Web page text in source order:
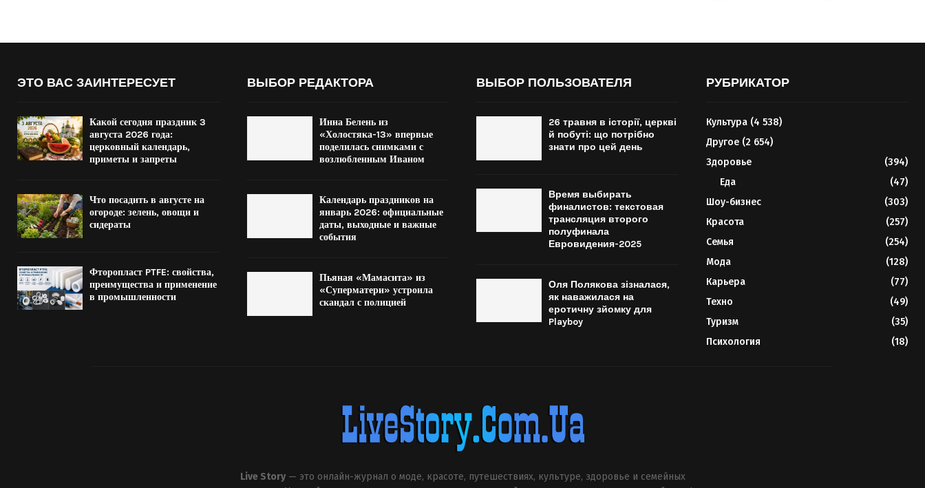
ЭТО ВАС ЗАИНТЕРЕСУЕТ
Какой сегодня праздник 3
августа 2026 года:
церковный календарь,
приметы и запреты
Что посадить в августе на
огороде: зелень, овощи и
сидераты
Фторопласт PTFE: свойства,
преимущества и применение
в промышленности
ВЫБОР РЕДАКТОРА
Инна Белень из
«Холостяка-13» впервые
поделилась снимками с
возлюбленным Иваном
Календарь праздников на
январь 2026: официальные
даты, выходные и важные
события
Пьяная «Мамасита» из
«Суперматери» устроила
скандал с полицией
ВЫБОР ПОЛЬЗОВАТЕЛЯ
26 травня в історії, церкві
й побуті: що потрібно
знати про цей день
Время выбирать
финалистов: текстовая
трансляция второго
полуфинала
Евровидения-2025
Оля Полякова зізналася,
як наважилася на
еротичну зйомку для
Playboy
РУБРИКАТОР
Культура(4 538)
Другое(2 654)
Здоровье
(394)
Еда
(47)
Шоу-бизнес
(303)
Красота
(257)
Семья
(254)
Мода
(128)
Карьера
(77)
Техно
(49)
Туризм
(35)
Психология
(18)
Live Story— это онлайн-журнал о моде, красоте, путешествиях, культуре, здоровье и семейных